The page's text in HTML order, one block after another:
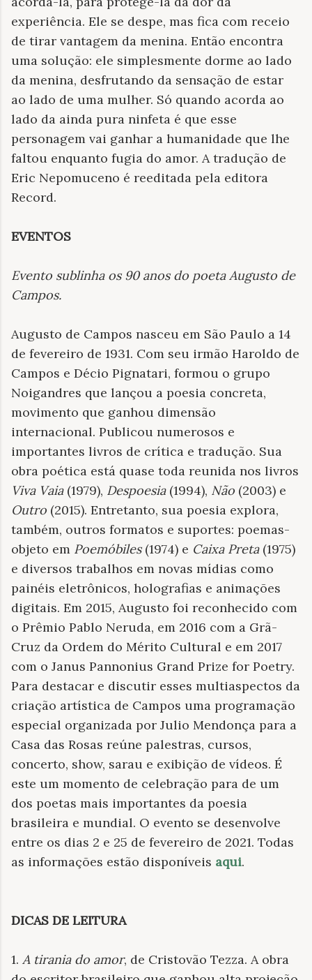
experiência. Ele se despe, mas fica com receio
de tirar vantagem da menina. Então encontra
uma solução: ele simplesmente dorme ao lado
da menina, desfrutando da sensação de estar
ao lado de uma mulher. Só quando acorda ao
lado da ainda pura ninfeta é que esse
personagem vai ganhar a humanidade que lhe
faltou enquanto fugia do amor. A tradução de
Eric Nepomuceno é reeditada pela editora
Record.
EVENTOS
Evento sublinha os 90 anos do poeta Augusto de
Campos.
Augusto de Campos nasceu em São Paulo a 14
de fevereiro de 1931. Com seu irmão Haroldo de
Campos e Décio Pignatari, formou o grupo
Noigandres que lançou a poesia concreta,
movimento que ganhou dimensão
internacional. Publicou numerosos e
importantes livros de crítica e tradução. Sua
obra poética está quase toda reunida nos livros
Viva Vaia(1979), Despoesia(1994), Não (2003) e
Outro (2015). Entretanto, sua poesia explora,
também, outros formatos e suportes: poemas-
objeto em Poemóbiles(1974) e Caixa Preta(1975)
e diversos trabalhos em novas mídias como
painéis eletrônicos, holografias e animações
digitais. Em 2015, Augusto foi reconhecido com
o Prêmio Pablo Neruda, em 2016 com a Grã-
Cruz da Ordem do Mérito Cultural e em 2017
com o Janus Pannonius Grand Prize for Poetry.
Para destacar e discutir esses multiaspectos da
criação artística de Campos uma programação
especial organizada por Julio Mendonça para a
Casa das Rosas reúne palestras, cursos,
concerto, show, sarau e exibição de vídeos. É
este um momento de celebração para de um
dos poetas mais importantes da poesia
brasileira e mundial. O evento se desenvolve
entre os dias 2 e 25 de fevereiro de 2021. Todas
as informações estão disponíveis aqui.
DICAS DE LEITURA
1. A tirania do amor, de Cristovão Tezza. A obra